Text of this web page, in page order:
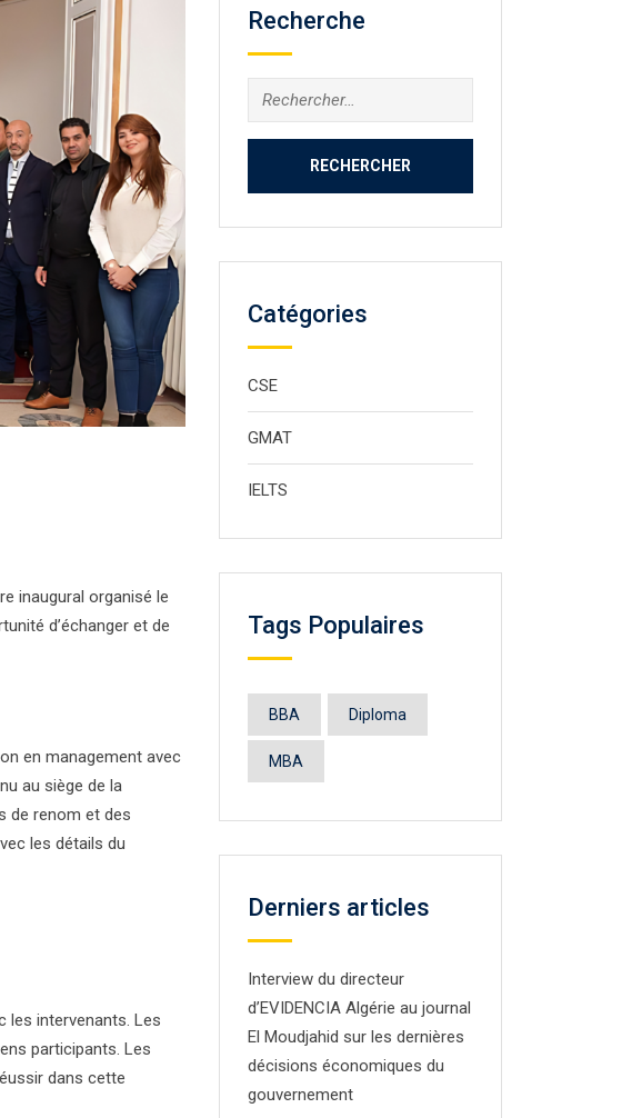
inaugural organisé le
d’échanger et de
en management avec
au siège de la
de renom et des
les détails du
les intervenants. Les
participants. Les
dans cette
Recherche
Rechercher :
Catégories
CSE
GMAT
IELTS
Tags Populaires
BBA Diploma
MBA
Derniers articles
Interview du directeur
d’EVIDENCIA Algérie au journal
El Moudjahid sur les dernières
décisions économiques du
gouvernement